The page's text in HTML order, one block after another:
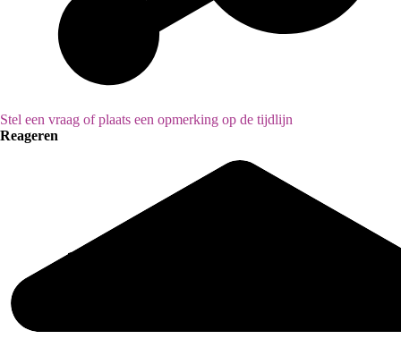
Stel een vraag of plaats een opmerking op de tijdlijn
Reageren